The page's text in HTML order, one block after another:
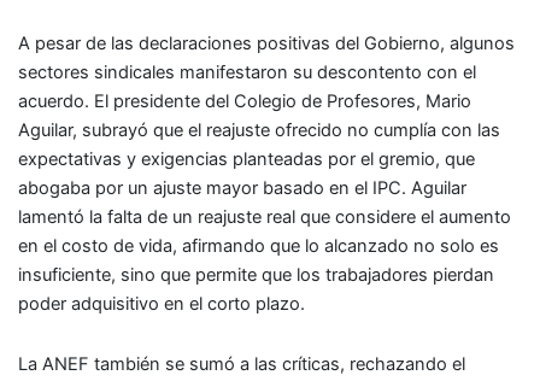
A pesar de las declaraciones positivas del Gobierno, algunos
sectores sindicales manifestaron su descontento con el
acuerdo. El presidente del Colegio de Profesores, Mario
Aguilar, subrayó que el reajuste ofrecido no cumplía con las
expectativas y exigencias planteadas por el gremio, que
abogaba por un ajuste mayor basado en el IPC. Aguilar
lamentó la falta de un reajuste real que considere el aumento
en el costo de vida, afirmando que lo alcanzado no solo es
insuficiente, sino que permite que los trabajadores pierdan
poder adquisitivo en el corto plazo.
La ANEF también se sumó a las críticas, rechazando el